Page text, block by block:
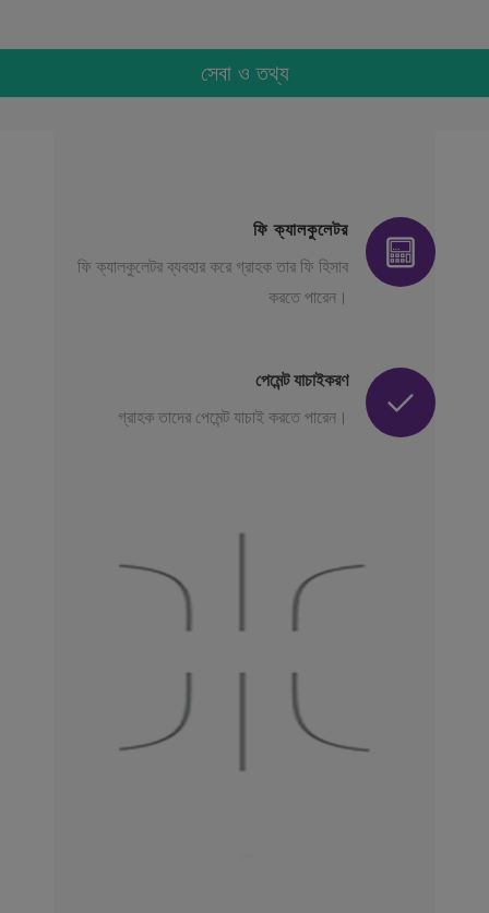
সেবা ও তথ্য
ফি ক্যালকুলেটর
ফি ক্যালকুলেটর ব্যবহার করে গ্রাহক তার ফি হিসাব
করতে পারেন।
পেমেন্ট যাচাইকরণ
গ্রাহক তাদের পেমেন্ট যাচাই করতে পারেন।